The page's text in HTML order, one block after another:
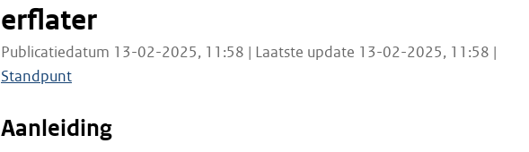
erflater
Publicatiedatum 13-02-2025, 11:58 | Laatste update 13-02-2025, 11:58 |
Standpunt
Aanleiding